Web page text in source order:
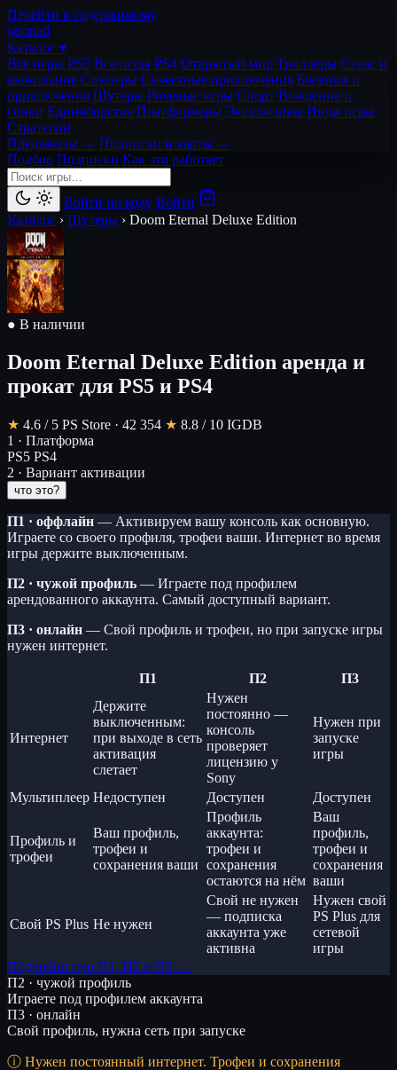
Перейти к содержимому
igropad
Каталог ▾
Все игры PS5 Все игры PS4 Открытый мир Триллеры Стелс и
выживание Слэшеры Сюжетные приключения Боевики и
приключения Шутеры Ролевые игры Спорт Вождение и
гонки Единоборства Платформеры Эксклюзивы Инди игры
Стратегии
Предзаказы → Подписки и карты →
Подбор Подписки Как это работает
Войти по коду Войти
Каталог › Шутеры › Doom Eternal Deluxe Edition
● В наличии
Doom Eternal Deluxe Edition аренда и
прокат для PS5 и PS4
★ 4.6 / 5 PS Store · 42 354 ★ 8.8 / 10 IGDB
1 · Платформа
PS5 PS4
2 · Вариант активации
что это?
П1 · оффлайн — Активируем вашу консоль как основную.
Играете со своего профиля, трофеи ваши. Интернет во время
игры держите выключенным.
П2 · чужой профиль — Играете под профилем
арендованного аккаунта. Самый доступный вариант.
П3 · онлайн — Свой профиль и трофеи, но при запуске игры
нужен интернет.
П1 П2 П3
Интернет
Держите
выключенным:
при выходе в сеть
активация
слетает
Нужен
постоянно —
консоль
проверяет
лицензию у
Sony
Нужен при
запуске
игры
Мультиплеер Недоступен Доступен Доступен
Профиль и
трофеи
Ваш профиль,
трофеи и
сохранения ваши
Профиль
аккаунта:
трофеи и
сохранения
остаются на нём
Ваш
профиль,
трофеи и
сохранения
ваши
Свой PS Plus Не нужен
Свой не нужен
— подписка
аккаунта уже
активна
Нужен свой
PS Plus для
сетевой
игры
Подробно про П1, П2 и П3 →
П2 · чужой профиль
Играете под профилем аккаунта
П3 · онлайн
Свой профиль, нужна сеть при запуске
Нужен постоянный интернет. Трофеи и сохранения